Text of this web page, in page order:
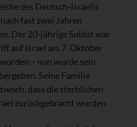
des Deutsch-Israelis
fast zwei Jahren
Der 20-jährige Soldat war
auf Israel am 7. Oktober
– nun wurde sein
Seine Familie
dass die sterblichen
zurückgebracht wurden.